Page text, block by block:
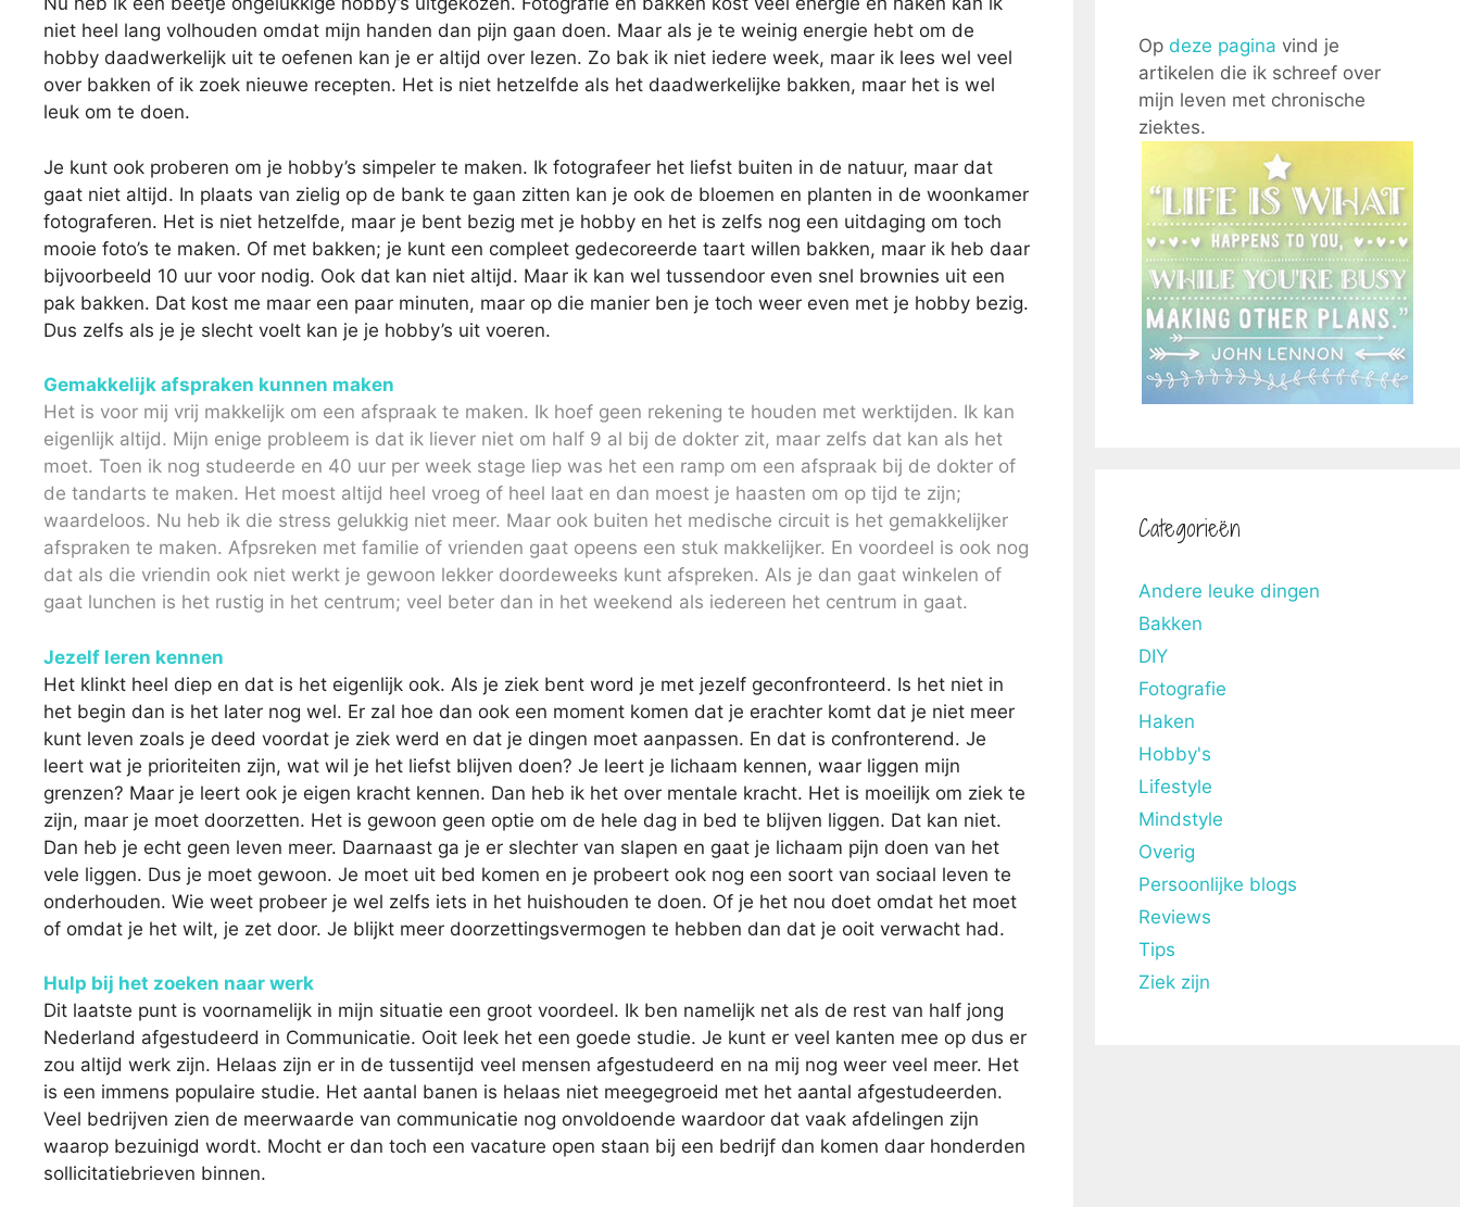
niet heel lang volhouden omdat mijn handen dan pijn gaan doen. Maar als je te weinig energie hebt om de
hobby daadwerkelijk uit te oefenen kan je er altijd over lezen. Zo bak ik niet iedere week, maar ik lees wel veel
over bakken of ik zoek nieuwe recepten. Het is niet hetzelfde als het daadwerkelijke bakken, maar het is wel
leuk om te doen.
Je kunt ook proberen om je hobby’s simpeler te maken. Ik fotografeer het liefst buiten in de natuur, maar dat
gaat niet altijd. In plaats van zielig op de bank te gaan zitten kan je ook de bloemen en planten in de woonkamer
fotograferen. Het is niet hetzelfde, maar je bent bezig met je hobby en het is zelfs nog een uitdaging om toch
mooie foto’s te maken. Of met bakken; je kunt een compleet gedecoreerde taart willen bakken, maar ik heb daar
bijvoorbeeld 10 uur voor nodig. Ook dat kan niet altijd. Maar ik kan wel tussendoor even snel brownies uit een
pak bakken. Dat kost me maar een paar minuten, maar op die manier ben je toch weer even met je hobby bezig.
Dus zelfs als je je slecht voelt kan je je hobby’s uit voeren.
Gemakkelijk afspraken kunnen maken
Het is voor mij vrij makkelijk om een afspraak te maken. Ik hoef geen rekening te houden met werktijden. Ik kan
eigenlijk altijd. Mijn enige probleem is dat ik liever niet om half 9 al bij de dokter zit, maar zelfs dat kan als het
moet. Toen ik nog studeerde en 40 uur per week stage liep was het een ramp om een afspraak bij de dokter of
de tandarts te maken. Het moest altijd heel vroeg of heel laat en dan moest je haasten om op tijd te zijn;
waardeloos. Nu heb ik die stress gelukkig niet meer. Maar ook buiten het medische circuit is het gemakkelijker
afspraken te maken. Afpsreken met familie of vrienden gaat opeens een stuk makkelijker. En voordeel is ook nog
dat als die vriendin ook niet werkt je gewoon lekker doordeweeks kunt afspreken. Als je dan gaat winkelen of
gaat lunchen is het rustig in het centrum; veel beter dan in het weekend als iedereen het centrum in gaat.
Jezelf leren kennen
Het klinkt heel diep en dat is het eigenlijk ook. Als je ziek bent word je met jezelf geconfronteerd. Is het niet in
het begin dan is het later nog wel. Er zal hoe dan ook een moment komen dat je erachter komt dat je niet meer
kunt leven zoals je deed voordat je ziek werd en dat je dingen moet aanpassen. En dat is confronterend. Je
leert wat je prioriteiten zijn, wat wil je het liefst blijven doen? Je leert je lichaam kennen, waar liggen mijn
grenzen? Maar je leert ook je eigen kracht kennen. Dan heb ik het over mentale kracht. Het is moeilijk om ziek te
zijn, maar je moet doorzetten. Het is gewoon geen optie om de hele dag in bed te blijven liggen. Dat kan niet.
Dan heb je echt geen leven meer. Daarnaast ga je er slechter van slapen en gaat je lichaam pijn doen van het
vele liggen. Dus je moet gewoon. Je moet uit bed komen en je probeert ook nog een soort van sociaal leven te
onderhouden. Wie weet probeer je wel zelfs iets in het huishouden te doen. Of je het nou doet omdat het moet
of omdat je het wilt, je zet door. Je blijkt meer doorzettingsvermogen te hebben dan dat je ooit verwacht had.
Hulp bij het zoeken naar werk
Dit laatste punt is voornamelijk in mijn situatie een groot voordeel. Ik ben namelijk net als de rest van half jong
Nederland afgestudeerd in Communicatie. Ooit leek het een goede studie. Je kunt er veel kanten mee op dus er
zou altijd werk zijn. Helaas zijn er in de tussentijd veel mensen afgestudeerd en na mij nog weer veel meer. Het
is een immens populaire studie. Het aantal banen is helaas niet meegegroeid met het aantal afgestudeerden.
Veel bedrijven zien de meerwaarde van communicatie nog onvoldoende waardoor dat vaak afdelingen zijn
waarop bezuinigd wordt. Mocht er dan toch een vacature open staan bij een bedrijf dan komen daar honderden
sollicitatiebrieven binnen.
Op deze pagina vind je
artikelen die ik schreef over
mijn leven met chronische
ziektes.
Categorieën
Andere leuke dingen
Bakken
DIY
Fotografie
Haken
Hobby's
Lifestyle
Mindstyle
Overig
Persoonlijke blogs
Reviews
Tips
Ziek zijn